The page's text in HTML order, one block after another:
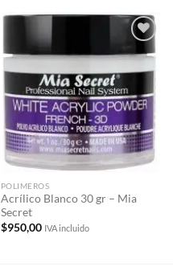
Añadir
a la
lista de
deseos
POLIMEROS
Acrílico Blanco 30 gr – Mia
Secret
$950,00 IVA incluido